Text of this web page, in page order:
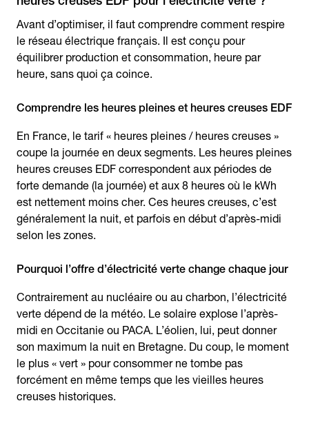
Avant d’optimiser, il faut comprendre comment respire
le réseau électrique français. Il est conçu pour
équilibrer production et consommation, heure par
heure, sans quoi ça coince.
Comprendre les heures pleines et heures creuses EDF
En France, le tarif « heures pleines / heures creuses »
coupe la journée en deux segments. Les heures pleines
heures creuses EDF correspondent aux périodes de
forte demande (la journée) et aux 8 heures où le kWh
est nettement moins cher. Ces heures creuses, c’est
généralement la nuit, et parfois en début d’après-midi
selon les zones.
Pourquoi l’offre d’électricité verte change chaque jour
Contrairement au nucléaire ou au charbon, l’électricité
verte dépend de la météo. Le solaire explose l’après-
midi en Occitanie ou PACA. L’éolien, lui, peut donner
son maximum la nuit en Bretagne. Du coup, le moment
le plus « vert » pour consommer ne tombe pas
forcément en même temps que les vieilles heures
creuses historiques.